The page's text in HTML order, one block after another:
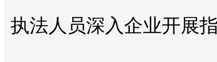
执法人员深入企业开展